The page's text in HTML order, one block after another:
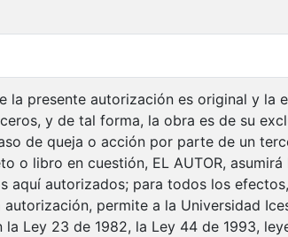
la presente autorización es original y la
y de tal forma, la obra es de su
de queja o acción por parte de un
o libro en cuestión, EL AUTOR, asumirá
aquí autorizados; para todos los
permite a la Universidad
Ley 23 de 1982, la Ley 44 de 1993,